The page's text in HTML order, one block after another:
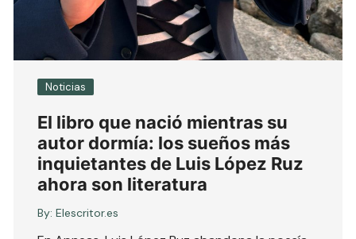
Noticias
El libro que nació mientras su
autor dormía: los sueños más
inquietantes de Luis López Ruz
ahora son literatura
By: Elescritor.es